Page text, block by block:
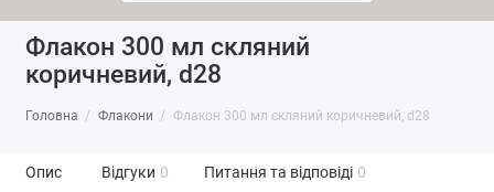
Флакон 300 мл скляний
коричневий, d28
Головна Флакони Флакон 300 мл скляний коричневий, d28
Опис Відгуки 0 Питання та відповіді 0